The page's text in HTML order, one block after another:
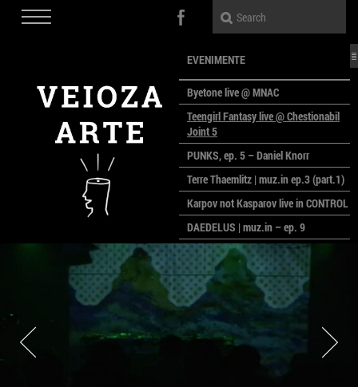
EVENIMENTE
Byetone live @ MNAC
Teengirl Fantasy live @ Chestionabil
Joint 5
PUNKS, ep. 5 – Daniel Knorr
Terre Thaemlitz | muz.in ep.3 (part.1)
Karpov not Kasparov live in CONTROL
DAEDELUS | muz.in – ep. 9
LALELE, LALELE – prima premieră a
anului la MACAZ
CinePOLSKA – filme poloneze la
București
PEOPLE OF ROMANIA se lansează la
galeria Simeza
All Stars For Outernational